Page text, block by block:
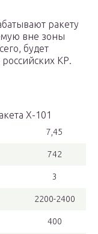
ракету
вне зоны
будет
КР.
Х-101
7,45
742
3
2200-2400
400